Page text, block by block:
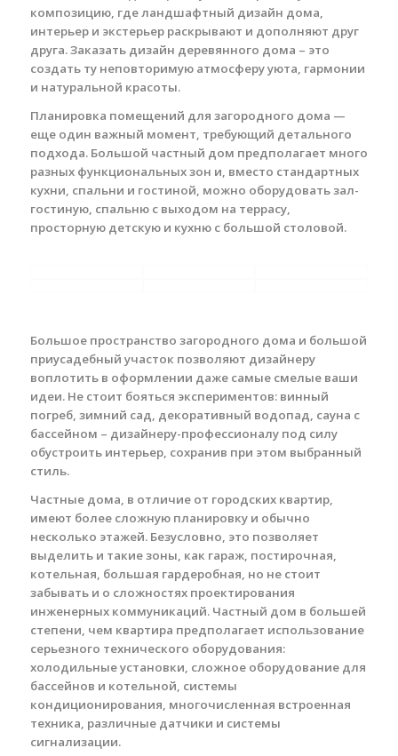
композицию, где ландшафтный дизайн дома,
интерьер и экстерьер раскрывают и дополняют друг
друга. Заказать дизайн деревянного дома – это
создать ту неповторимую атмосферу уюта, гармонии
и натуральной красоты.
Планировка помещений для загородного дома —
еще один важный момент, требующий детального
подхода. Большой частный дом предполагает много
разных функциональных зон и, вместо стандартных
кухни, спальни и гостиной, можно оборудовать зал-
гостиную, спальню с выходом на террасу,
просторную детскую и кухню с большой столовой.
Большое пространство загородного дома и большой
приусадебный участок позволяют дизайнеру
воплотить в оформлении даже самые смелые ваши
идеи. Не стоит бояться экспериментов: винный
погреб, зимний сад, декоративный водопад, сауна с
бассейном – дизайнеру-профессионалу под силу
обустроить интерьер, сохранив при этом выбранный
стиль.
Частные дома, в отличие от городских квартир,
имеют более сложную планировку и обычно
несколько этажей. Безусловно, это позволяет
выделить и такие зоны, как гараж, постирочная,
котельная, большая гардеробная, но не стоит
забывать и о сложностях проектирования
инженерных коммуникаций. Частный дом в большей
степени, чем квартира предполагает использование
серьезного технического оборудования:
холодильные установки, сложное оборудование для
бассейнов и котельной, системы
кондиционирования, многочисленная встроенная
техника, различные датчики и системы
сигнализации.